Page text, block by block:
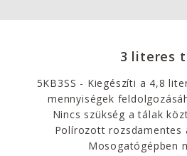
3 literes
5KB3SS - Kiegészíti a 4,8
mennyiségek
Nincs szükség a tálak
Polírozott rozsdamentes
Mosogatógépben